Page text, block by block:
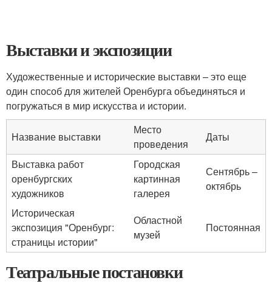
Выставки и экспозиции
Художественные и исторические выставки – это еще
один способ для жителей Оренбурга объединяться и
погружаться в мир искусства и истории.
Название выставки
Место
проведения
Даты
Выставка работ
оренбургских
художников
Городская
картинная
галерея
Сентябрь –
октябрь
Историческая
экспозиция "Оренбург:
страницы истории"
Областной
музей
Постоянная
Театральные постановки